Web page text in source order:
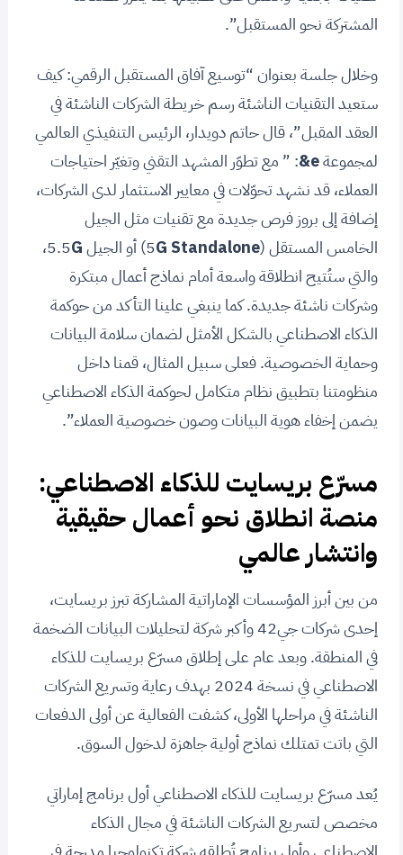
المشتركة نحو المستقبل”.
وخلال جلسة بعنوان “توسيع آفاق المستقبل الرقمي: كيف
ستعيد التقنيات الناشئة رسم خريطة الشركات الناشئة في
العقد المقبل”، قال حاتم دويدار، الرئيس التنفيذي العالمي
لمجموعةe& : ” مع تطوّر المشهد التقني وتغيّر احتياجات
العملاء، قد نشهد تحوّلات في معايير الاستثمار لدى الشركات،
إضافة إلى بروز فرص جديدة مع تقنيات مثل الجيل
الخامس المستقل (5G Standalone ) أو الجيل 5.5G
،
والتي ستُتيح انطلاقة واسعة أمام نماذج أعمال مبتكرة
وشركات ناشئة جديدة. كما ينبغي علينا التأكد من حوكمة
الذكاء الاصطناعي بالشكل الأمثل لضمان سلامة البيانات
وحماية الخصوصية. فعلى سبيل المثال، قمنا داخل
منظومتنا بتطبيق نظام متكامل لحوكمة الذكاء الاصطناعي
يضمن إخفاء هوية البيانات وصون خصوصية العملاء”.
مسرّع بريسايت للذكاء الاصطناعي:
منصة انطلاق نحو أعمال حقيقية
وانتشار عالمي
من بين أبرز المؤسسات الإماراتية المشاركة تبرز بريسايت،
إحدى شركات جي42 وأكبر شركة لتحليلات البيانات الضخمة
في المنطقة. وبعد عام على إطلاق مسرّع بريسايت للذكاء
الاصطناعي في نسخة 2024 بهدف رعاية وتسريع الشركات
الناشئة في مراحلها الأولى، كشفت الفعالية عن أولى الدفعات
التي باتت تمتلك نماذج أولية جاهزة لدخول السوق.
يُعد مسرّع بريسايت للذكاء الاصطناعي أول برنامج إماراتي
مخصص لتسريع الشركات الناشئة في مجال الذكاء